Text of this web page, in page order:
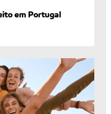
em Portugal